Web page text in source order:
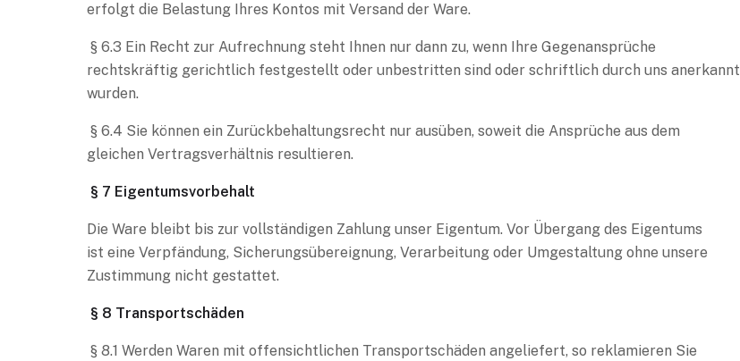
erfolgt die Belastung Ihres Kontos mit Versand der Ware.
§ 6.3 Ein Recht zur Aufrechnung steht Ihnen nur dann zu, wenn Ihre Gegenansprüche
rechtskräftig gerichtlich festgestellt oder unbestritten sind oder schriftlich durch uns anerkannt
wurden.
§ 6.4 Sie können ein Zurückbehaltungsrecht nur ausüben, soweit die Ansprüche aus dem
gleichen Vertragsverhältnis resultieren.
§ 7 Eigentumsvorbehalt
Die Ware bleibt bis zur vollständigen Zahlung unser Eigentum. Vor Übergang des Eigentums
ist eine Verpfändung, Sicherungsübereignung, Verarbeitung oder Umgestaltung ohne unsere
Zustimmung nicht gestattet.
§ 8 Transportschäden
§ 8.1 Werden Waren mit offensichtlichen Transportschäden angeliefert, so reklamieren Sie